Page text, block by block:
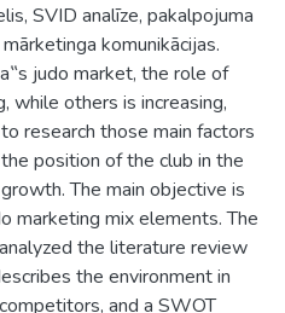
SVID analīze, pakalpojuma
komunikācijas.
judo market, the role of
while others is increasing,
research those main factors
position of the club in the
The main objective is
marketing mix elements. The
the literature review
the environment in
and a SWOT